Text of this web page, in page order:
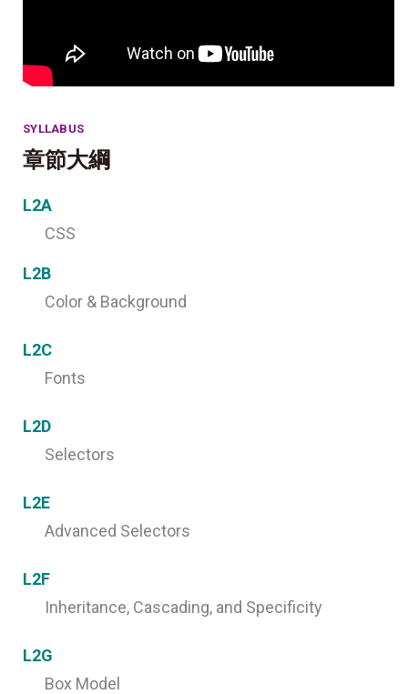
SYLLABUS
章節大綱
L2A
CSS
L2B
Color & Background
L2C
Fonts
L2D
Selectors
L2E
Advanced Selectors
L2F
Inheritance, Cascading, and Specificity
L2G
Box Model